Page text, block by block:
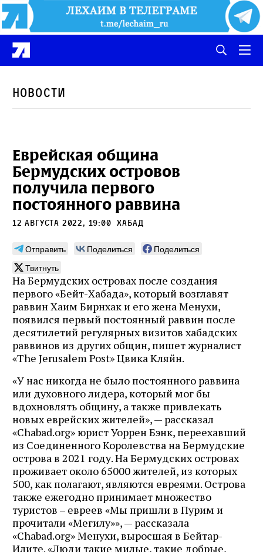
Новости
Еврейская община
Бермудских островов
получила первого
постоянного раввина
12 августа 2022, 19:00 Хабад
Отправить Поделиться
Поделиться
Твитнуть
На Бермудских островах после создания
первого «Бейт-Хабада», который возглавят
раввин Хаим Бирнхак и его жена Менухи,
появился первый постоянный раввин после
десятилетий регулярных визитов хабадских
раввинов из других общин, пишет журналист
«The Jerusalem Post» Цвика Кляйн.
«У нас никогда не было постоянного раввина
или духовного лидера, который мог бы
вдохновлять общину, а также привлекать
новых еврейских жителей», — рассказал
«Chabad.org» юрист Уоррен Бэнк, переехавший
из Соединенного Королевства на Бермудские
острова в 2021 году. На Бермудских островах
проживает около 65000 жителей, из которых
500, как полагают, являются евреями. Острова
также ежегодно принимает множество
туристов – евреев «Мы пришли в Пурим и
прочитали «Мегилу»», — рассказала
«Chabad.org» Менухи, выросшая в Бейтар-
Илите. «Люди такие милые, такие добрые,